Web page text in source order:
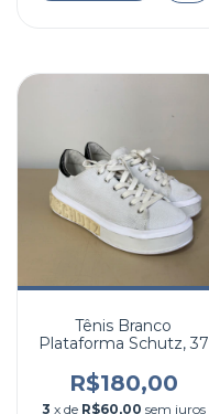
Tênis Branco
Plataforma Schutz, 37
R$180,00
3 x de R$60,00 sem juros